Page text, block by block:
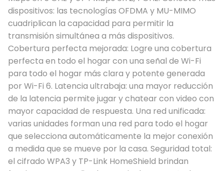
dispositivos: las tecnologías OFDMA y MU-MIMO
cuadriplican la capacidad para permitir la
transmisión simultánea a más dispositivos.
Cobertura perfecta mejorada: Logre una cobertura
perfecta en todo el hogar con una señal de Wi-Fi
para todo el hogar más clara y potente generada
por Wi-Fi 6. Latencia ultrabaja: una mayor reducción
de la latencia permite jugar y chatear con video con
mayor capacidad de respuesta. Una red unificada:
varias unidades forman una red para todo el hogar
que selecciona automáticamente la mejor conexión
a medida que se mueve por la casa. Seguridad total:
el cifrado WPA3 y TP-Link HomeShield brindan